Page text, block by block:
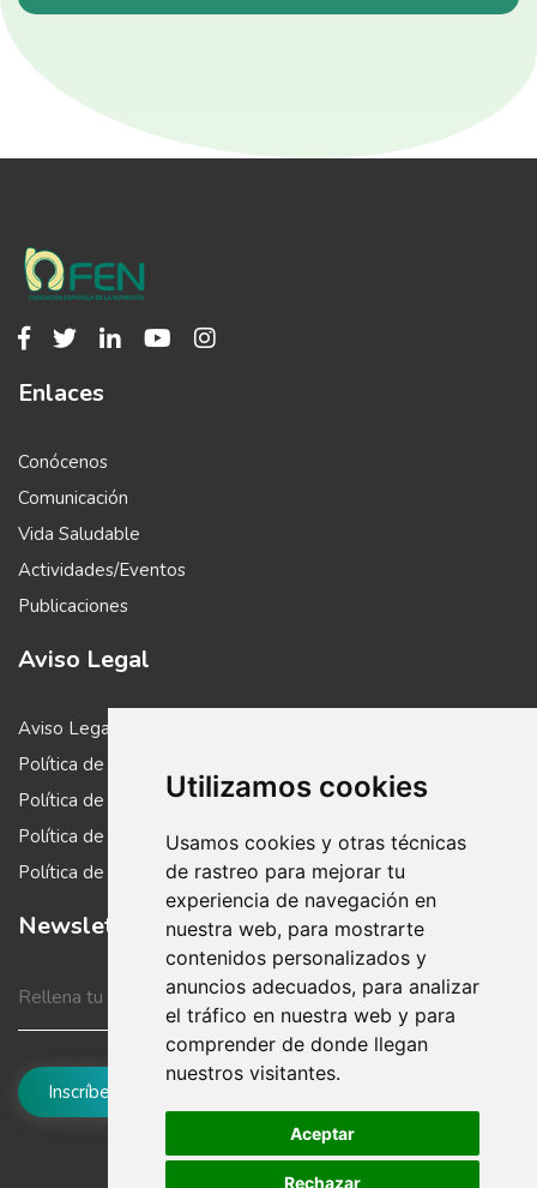
Utilizamos cookies
Usamos cookies y otras técnicas
de rastreo para mejorar tu
experiencia de navegación en
nuestra web, para mostrarte
contenidos personalizados y
anuncios adecuados, para analizar
el tráfico en nuestra web y para
comprender de donde llegan
nuestros visitantes.
Aceptar
Rechazar
Enlaces
Conócenos
Comunicación
Vida Saludable
Actividades/Eventos
Publicaciones
Aviso Legal
Aviso Legal
Política de Cookies
Política de Privacidad
Política de Donaciones
Política de Venta y Devoluciones
Newsletter